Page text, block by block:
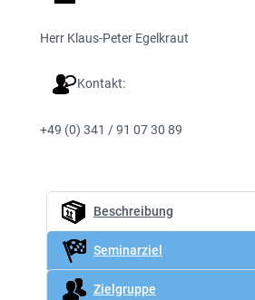
Herr Klaus-Peter Egelkraut
Kontakt:
+49 (0) 341 / 91 07 30 89
Beschreibung
Seminarziel
Zielgruppe